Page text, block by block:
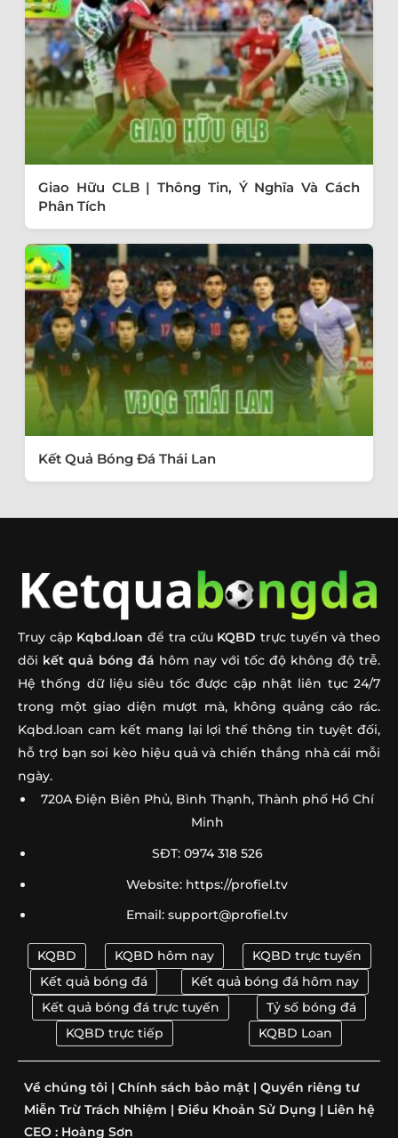
Giao Hữu CLB | Thông Tin, Ý Nghĩa Và Cách
Phân Tích
Kết Quả Bóng Đá Thái Lan
Truy cập Kqbd.loan để tra cứu KQBD trực tuyến và theo
dõi kết quả bóng đá hôm nay với tốc độ không độ trễ.
Hệ thống dữ liệu siêu tốc được cập nhật liên tục 24/7
trong một giao diện mượt mà, không quảng cáo rác.
Kqbd.loan cam kết mang lại lợi thế thông tin tuyệt đối,
hỗ trợ bạn soi kèo hiệu quả và chiến thắng nhà cái mỗi
ngày.
720A Điện Biên Phủ, Bình Thạnh, Thành phố Hồ Chí
Minh
SĐT: 0974 318 526
Website: https://profiel.tv
Email:support@profiel.tv
KQBD KQBD hôm nay
KQBD trực tuyến
Kết quả bóng đá
Kết quả bóng đá hôm nay
Kết quả bóng đá trực tuyến
Tỷ số bóng đá
KQBD trực tiếp
KQBD Loan
Về chúng tôi | Chính sách bảo mật| Quyền riêng tư
Miễn Trừ Trách Nhiệm | Điều Khoản Sử Dụng | Liên hệ
CEO : Hoàng Sơn